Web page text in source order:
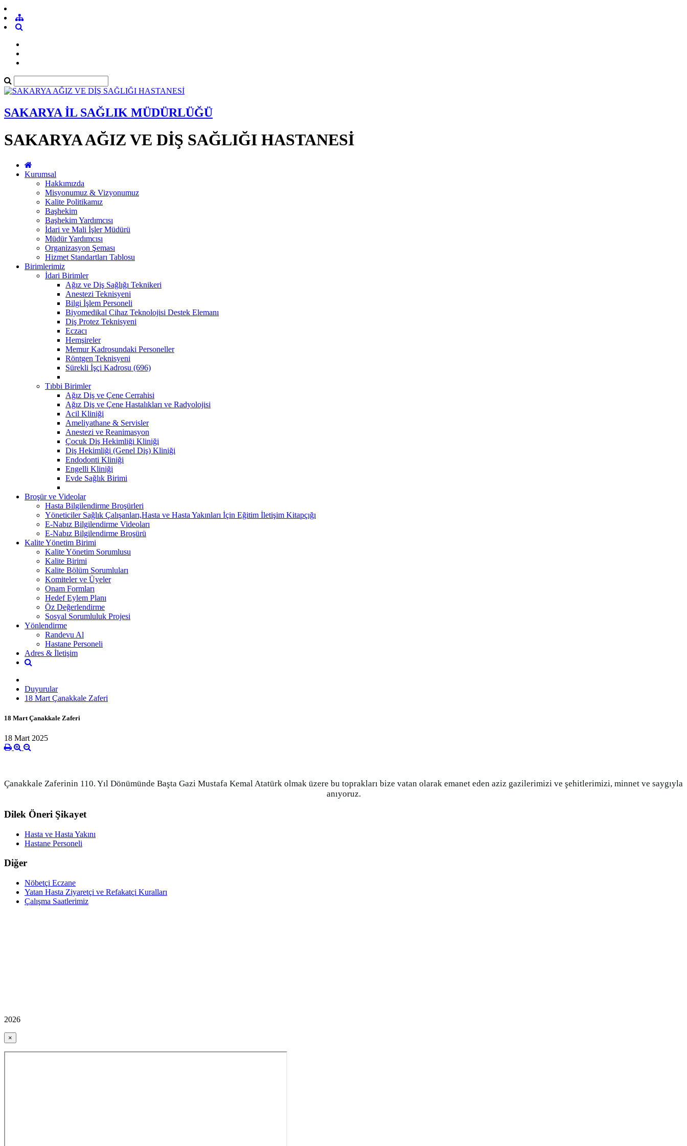
SAKARYA İL SAĞLIK MÜDÜRLÜĞÜ
SAKARYA AĞIZ VE DİŞ SAĞLIĞI HASTANESİ
Kurumsal
Hakkımızda
Misyonumuz & Vizyonumuz
Kalite Politikamız
Başhekim
Başhekim Yardımcısı
İdari ve Mali İşler Müdürü
Müdür Yardımcısı
Organizasyon Şeması
Hizmet Standartları Tablosu
Birimlerimiz
İdari Birimler
Ağız ve Diş Sağlığı Teknikeri
Anestezi Teknisyeni
Bilgi İşlem Personeli
Biyomedikal Cihaz Teknolojisi Destek Elemanı
Diş Protez Teknisyeni
Eczacı
Hemşireler
Memur Kadrosundaki Personeller
Röntgen Teknisyeni
Sürekli İşçi Kadrosu (696)
Tıbbi Birimler
Ağız Diş ve Çene Cerrahisi
Ağız Diş ve Çene Hastalıkları ve Radyolojisi
Acil Kliniği
Ameliyathane & Servisler
Anestezi ve Reanimasyon
Çocuk Diş Hekimliği Kliniği
Diş Hekimliği (Genel Diş) Kliniği
Endodonti Kliniği
Engelli Kliniği
Evde Sağlık Birimi
Broşür ve Videolar
Hasta Bilgilendirme Broşürleri
Yöneticiler Sağlık Çalışanları,Hasta ve Hasta Yakınları İçin Eğitim İletişim Kitapçığı
E-Nabız Bilgilendirme Videoları
E-Nabız Bilgilendirme Broşürü
Kalite Yönetim Birimi
Kalite Yönetim Sorumlusu
Kalite Birimi
Kalite Bölüm Sorumluları
Komiteler ve Üyeler
Onam Formları
Hedef Eylem Planı
Öz Değerlendirme
Sosyal Sorumluluk Projesi
Yönlendirme
Randevu Al
Hastane Personeli
Adres & İletişim
Duyurular
18 Mart Çanakkale Zaferi
18 Mart Çanakkale Zaferi
18 Mart 2025
Çanakkale Zaferinin 110. Yıl Dönümünde Başta Gazi Mustafa Kemal Atatürk olmak üzere bu toprakları bize vatan olarak emanet eden aziz gazilerimizi ve şehitlerimizi, minnet ve saygıyla
anıyoruz.
Dilek Öneri Şikayet
Hasta ve Hasta Yakını
Hastane Personeli
Diğer
Nöbetçi Eczane
Yatan Hasta Ziyaretçi ve Refakatçi Kuralları
Çalışma Saatlerimiz
2026
×